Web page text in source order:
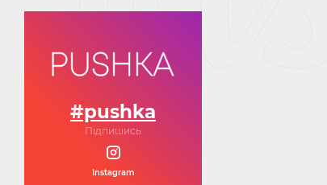
#pushka
Підпишись
Instagram